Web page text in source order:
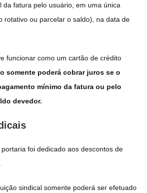
da fatura pelo usuário, em uma única
rotativo ou parcelar o saldo), na data de
funcionar como um cartão de crédito
somente poderá cobrar juros se o
mínimo da fatura ou pelo
devedor.
foi dedicado aos descontos de
sindical somente poderá ser efetuado